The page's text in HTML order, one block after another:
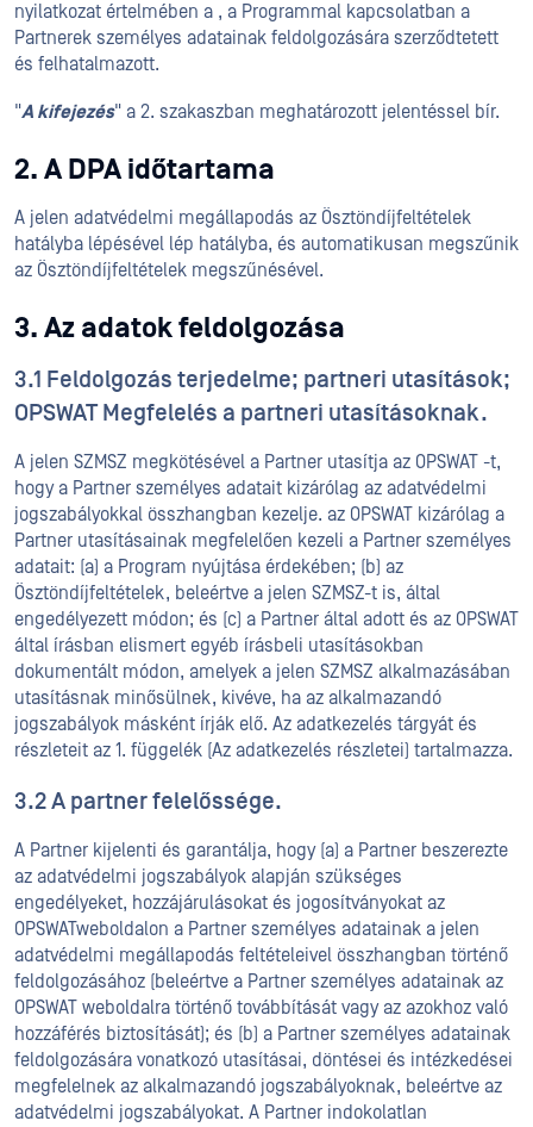
nyilatkozat értelmében a , a Programmal kapcsolatban a
Partnerek személyes adatainak feldolgozására szerződtetett
és felhatalmazott.
"A kifejezés" a 2. szakaszban meghatározott jelentéssel bír.
2. A DPA időtartama
A jelen adatvédelmi megállapodás az Ösztöndíjfeltételek
hatályba lépésével lép hatályba, és automatikusan megszűnik
az Ösztöndíjfeltételek megszűnésével.
3. Az adatok feldolgozása
3.1 Feldolgozás terjedelme; partneri utasítások;
OPSWAT Megfelelés a partneri utasításoknak.
A jelen SZMSZ megkötésével a Partner utasítja az OPSWAT -t,
hogy a Partner személyes adatait kizárólag az adatvédelmi
jogszabályokkal összhangban kezelje. az OPSWAT kizárólag a
Partner utasításainak megfelelően kezeli a Partner személyes
adatait: (a) a Program nyújtása érdekében; (b) az
Ösztöndíjfeltételek, beleértve a jelen SZMSZ-t is, által
engedélyezett módon; és (c) a Partner által adott és az OPSWAT
által írásban elismert egyéb írásbeli utasításokban
dokumentált módon, amelyek a jelen SZMSZ alkalmazásában
utasításnak minősülnek, kivéve, ha az alkalmazandó
jogszabályok másként írják elő. Az adatkezelés tárgyát és
részleteit az 1. függelék (Az adatkezelés részletei) tartalmazza.
3.2 A partner felelőssége.
A Partner kijelenti és garantálja, hogy (a) a Partner beszerezte
az adatvédelmi jogszabályok alapján szükséges
engedélyeket, hozzájárulásokat és jogosítványokat az
OPSWATweboldalon a Partner személyes adatainak a jelen
adatvédelmi megállapodás feltételeivel összhangban történő
feldolgozásához (beleértve a Partner személyes adatainak az
OPSWAT weboldalra történő továbbítását vagy az azokhoz való
hozzáférés biztosítását); és (b) a Partner személyes adatainak
feldolgozására vonatkozó utasításai, döntései és intézkedései
megfelelnek az alkalmazandó jogszabályoknak, beleértve az
adatvédelmi jogszabályokat. A Partner indokolatlan